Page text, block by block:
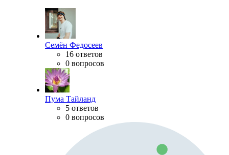
Семён Федосеев
16 ответов
0 вопросов
Пума Тайланд
5 ответов
0 вопросов